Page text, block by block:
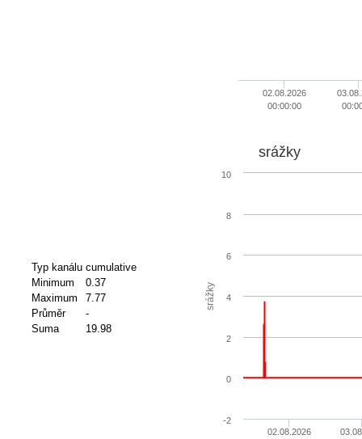
02.08.2026
00:00:00
Typ kanálu cumulative
Minimum
0.37
Maximum
7.77
Průměr
-
Suma
19.98
srážky
srážky
02.08.2026
-2
0
2
4
6
8
10